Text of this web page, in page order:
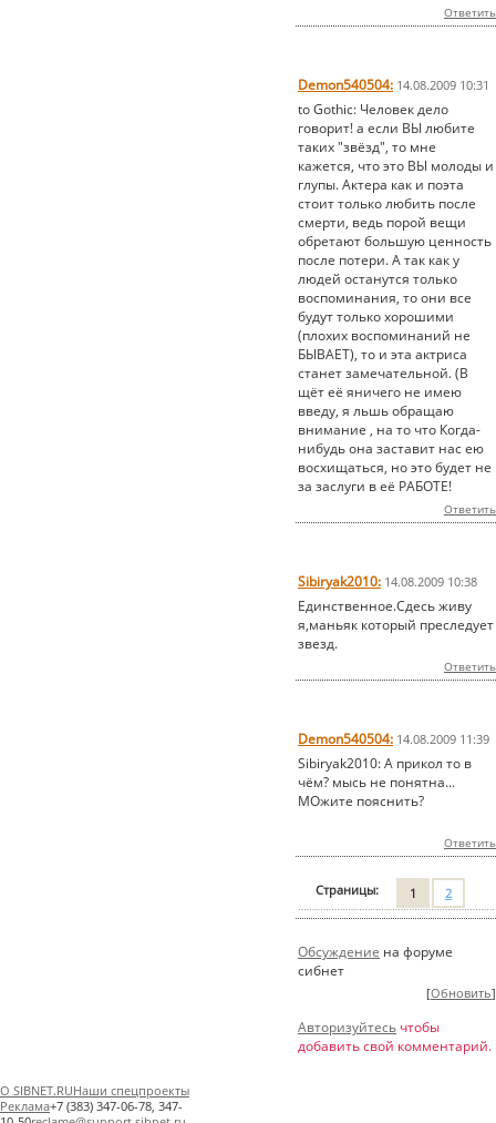
Ответить
Demon540504: 14.08.2009 10:31
to Gothic: Человек дело
говорит! а если ВЫ любите
таких "звёзд", то мне
кажется, что это ВЫ молоды и
глупы. Актера как и поэта
стоит только любить после
смерти, ведь порой вещи
обретают большую ценность
после потери. А так как у
людей останутся только
воспоминания, то они все
будут только хорошими
(плохих воспоминаний не
БЫВАЕТ), то и эта актриса
станет замечательной. (В
щёт её яничего не имею
введу, я льшь обращаю
внимание , на то что Когда-
нибудь она заставит нас ею
восхищаться, но это будет не
за заслуги в её РАБОТЕ!
Ответить
Sibiryak2010: 14.08.2009 10:38
Единственное.Сдесь живу
я,маньяк который преследует
звезд.
Ответить
Demon540504: 14.08.2009 11:39
Sibiryak2010: А прикол то в
чём? мысь не понятна...
МОжите пояснить?
Ответить
Страницы: 1 2
Обсуждение на форуме
сибнет
[Обновить]
Авторизуйтесь чтобы
добавить свой комментарий.
О SIBNET.RUНаши спецпроекты
Реклама+7 (383) 347-06-78, 347-